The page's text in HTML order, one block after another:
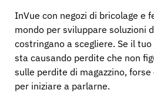
InVue con negozi di bricolage e
mondo per sviluppare soluzioni
costringano a scegliere. Se il
sta causando perdite che non
sulle perdite di magazzino,
per iniziare a parlarne.